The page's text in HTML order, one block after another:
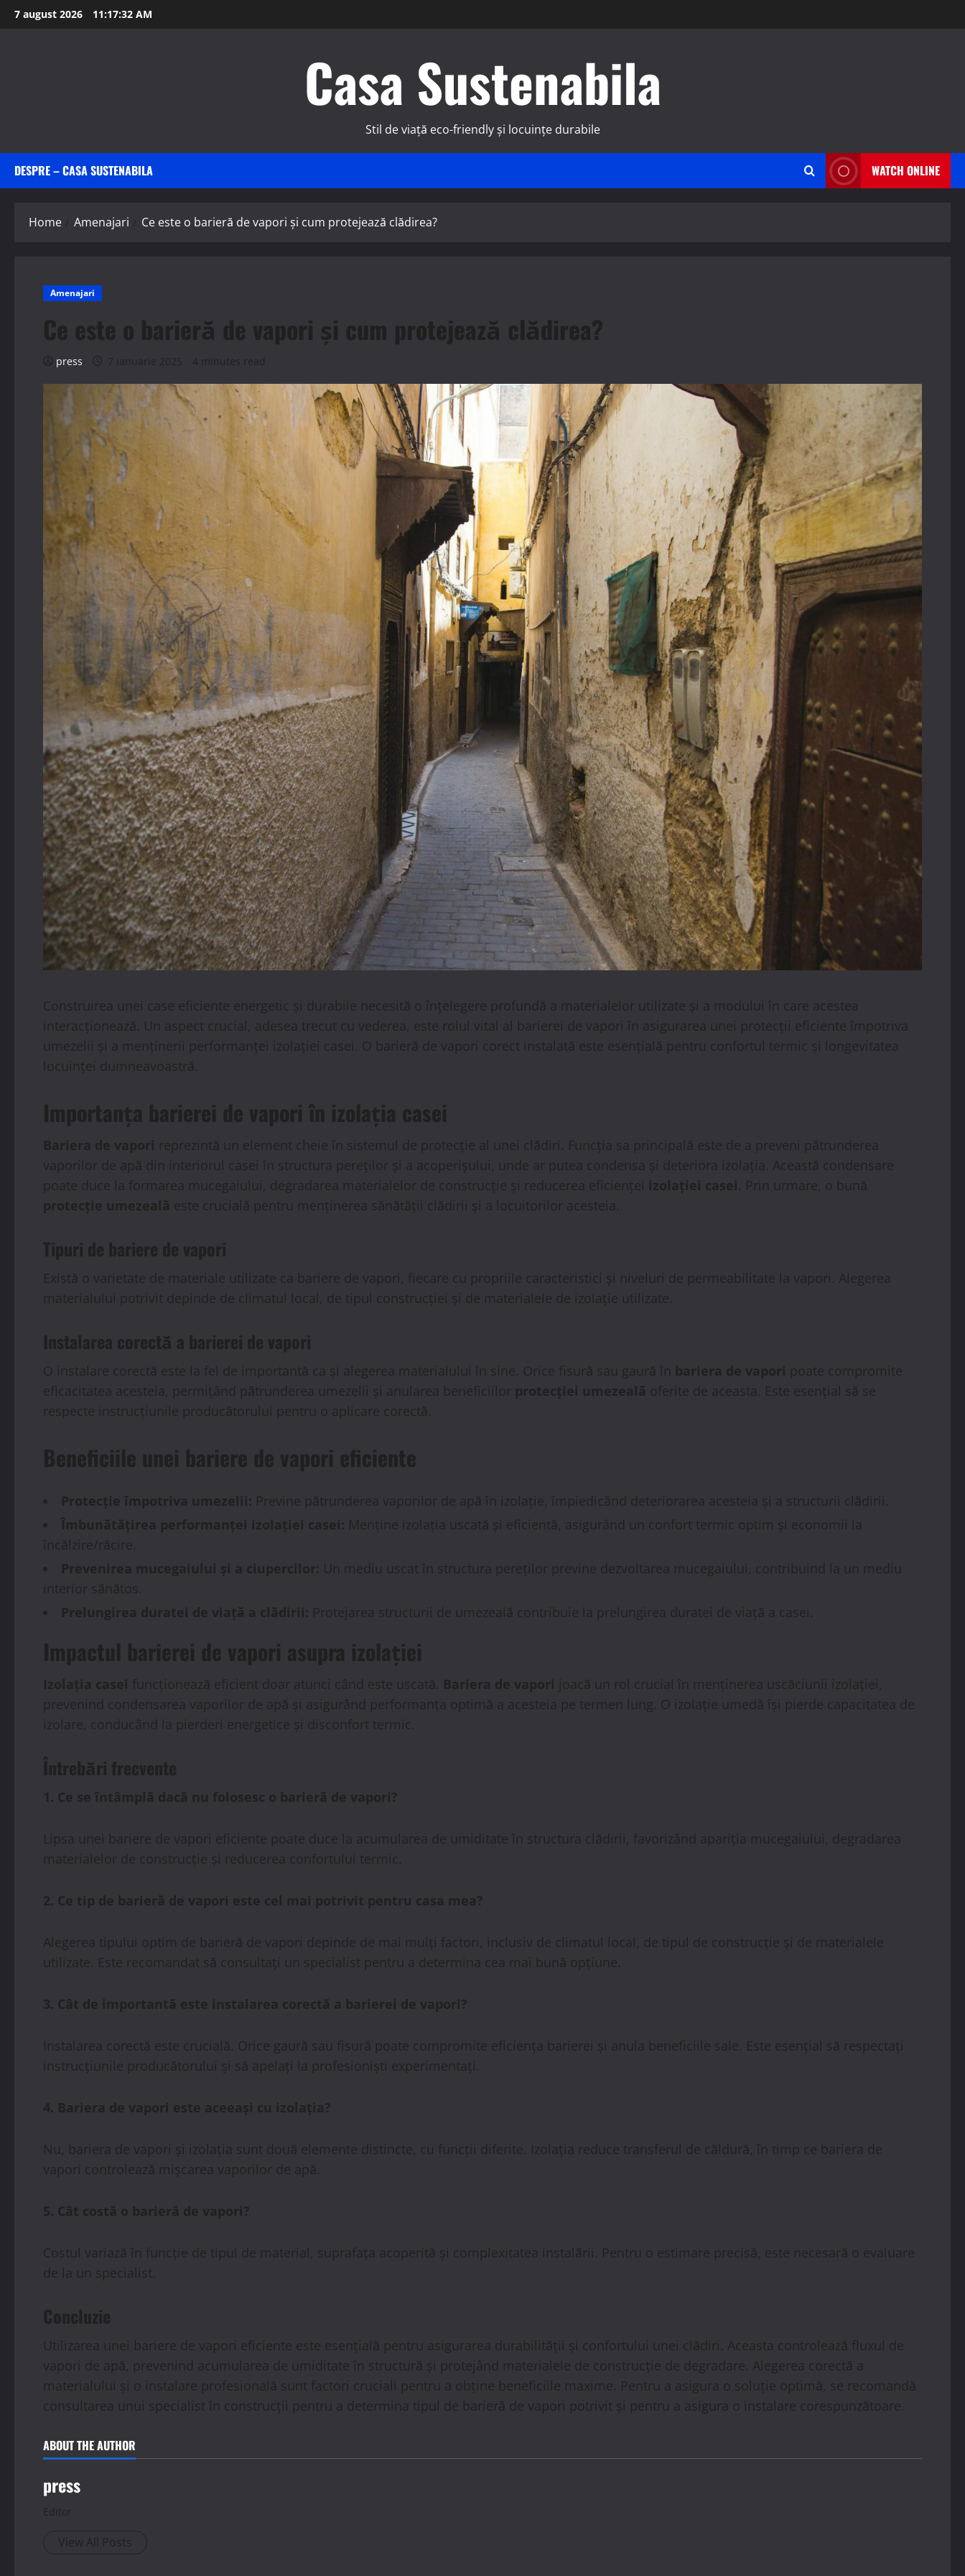
Skip
to
7 august 2026 11:17:34 AM
Casa Sustenabila
Stil de viață eco-friendly și locuințe durabile
DESPRE – CASA SUSTENABILA WATCH ONLINE
Home Amenajari Ce este o barieră de vapori și cum protejează clădirea?
Amenajari
Ce este o barieră de vapori și cum protejează clădirea?
press 7 ianuarie 2025 4 minutes read
Construirea unei case eficiente energetic și durabile necesită o înțelegere profundă a materialelor utilizate și a modului în care acestea
interacționează. Un aspect crucial, adesea trecut cu vederea, este rolul vital al barierei de vapori în asigurarea unei protecții eficiente împotriva
umezelii și a menținerii performanței izolației casei. O barieră de vapori corect instalată este esențială pentru confortul termic și longevitatea
locuinței dumneavoastră.
Importanța barierei de vapori în izolația casei
Bariera de vapori reprezintă un element cheie în sistemul de protecție al unei clădiri. Funcția sa principală este de a preveni pătrunderea
vaporilor de apă din interiorul casei în structura pereților și a acoperișului, unde ar putea condensa și deteriora izolația. Această condensare
poate duce la formarea mucegaiului, degradarea materialelor de construcție și reducerea eficienței izolației casei. Prin urmare, o bună
protecție umezeală este crucială pentru menținerea sănătății clădirii și a locuitorilor acesteia.
Tipuri de bariere de vapori
Există o varietate de materiale utilizate ca bariere de vapori, fiecare cu propriile caracteristici și niveluri de permeabilitate la vapori. Alegerea
materialului potrivit depinde de climatul local, de tipul construcției și de materialele de izolație utilizate.
Instalarea corectă a barierei de vapori
O instalare corectă este la fel de importantă ca și alegerea materialului în sine. Orice fisură sau gaură în bariera de vapori poate compromite
eficacitatea acesteia, permițând pătrunderea umezelii și anularea beneficiilor protecției umezeală oferite de aceasta. Este esențial să se
respecte instrucțiunile producătorului pentru o aplicare corectă.
Beneficiile unei bariere de vapori eficiente
Protecție împotriva umezelii: Previne pătrunderea vaporilor de apă în izolație, împiedicând deteriorarea acesteia și a structurii clădirii.
Îmbunătățirea performanței izolației casei: Menține izolația uscată și eficientă, asigurând un confort termic optim și economii la
încălzire/răcire.
Prevenirea mucegaiului și a ciupercilor: Un mediu uscat în structura pereților previne dezvoltarea mucegaiului, contribuind la un mediu
interior sănătos.
Prelungirea duratei de viață a clădirii: Protejarea structurii de umezeală contribuie la prelungirea duratei de viață a casei.
Impactul barierei de vapori asupra izolației
Izolația casei funcționează eficient doar atunci când este uscată. Bariera de vapori joacă un rol crucial în menținerea uscăciunii izolației,
prevenind condensarea vaporilor de apă și asigurând performanța optimă a acesteia pe termen lung. O izolație umedă își pierde capacitatea de
izolare, conducând la pierderi energetice și disconfort termic.
Întrebări frecvente
1. Ce se întâmplă dacă nu folosesc o barieră de vapori?
Lipsa unei bariere de vapori eficiente poate duce la acumularea de umiditate în structura clădirii, favorizând apariția mucegaiului, degradarea
materialelor de construcție și reducerea confortului termic.
2. Ce tip de barieră de vapori este cel mai potrivit pentru casa mea?
Alegerea tipului optim de barieră de vapori depinde de mai mulți factori, inclusiv de climatul local, de tipul de construcție și de materialele
utilizate. Este recomandat să consultați un specialist pentru a determina cea mai bună opțiune.
3. Cât de importantă este instalarea corectă a barierei de vapori?
Instalarea corectă este crucială. Orice gaură sau fisură poate compromite eficiența barierei și anula beneficiile sale. Este esențial să respectați
instrucțiunile producătorului și să apelați la profesioniști experimentați.
4. Bariera de vapori este aceeași cu izolația?
Nu, bariera de vapori și izolația sunt două elemente distincte, cu funcții diferite. Izolația reduce transferul de căldură, în timp ce bariera de
vapori controlează mișcarea vaporilor de apă.
5. Cât costă o barieră de vapori?
Costul variază în funcție de tipul de material, suprafața acoperită și complexitatea instalării. Pentru o estimare precisă, este necesară o evaluare
de la un specialist.
Concluzie
Utilizarea unei bariere de vapori eficiente este esențială pentru asigurarea durabilității și confortului unei clădiri. Aceasta controlează fluxul de
vapori de apă, prevenind acumularea de umiditate în structură și protejând materialele de construcție de degradare. Alegerea corectă a
materialului și o instalare profesională sunt factori cruciali pentru a obține beneficiile maxime. Pentru a asigura o soluție optimă, se recomandă
consultarea unui specialist în construcții pentru a determina tipul de barieră de vapori potrivit și pentru a asigura o instalare corespunzătoare.
ABOUT THE AUTHOR
press
Editor
View All Posts